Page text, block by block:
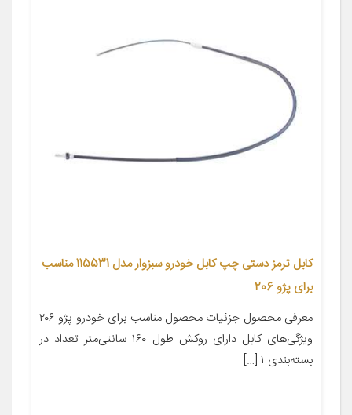
کابل ترمز دستی چپ کابل خودرو سبزوار مدل 115531 مناسب
برای پژو 206
معرفی محصول جزئیات محصول مناسب برای خودرو پژو ۲۰۶
ویژگی‌های کابل دارای روکش طول ۱۶۰ سانتی‌متر تعداد در
بسته‌بندی ۱ […]